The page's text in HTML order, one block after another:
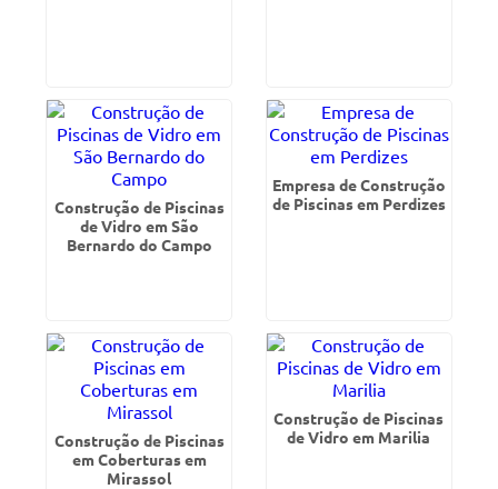
Construção de Piscinas
de Vidro em São
Bernardo do Campo
Empresa de Construção
de Piscinas em Perdizes
Construção de Piscinas
em Coberturas em
Mirassol
Construção de Piscinas
de Vidro em Marilia